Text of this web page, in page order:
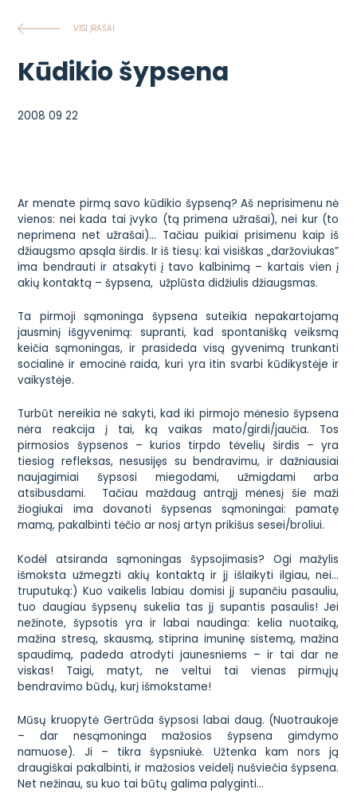
VISI ĮRAŠAI
Kūdikio šypsena
2008 09 22
Ar menate pirmą savo kūdikio šypseną? Aš neprisimenu nė
vienos: nei kada tai įvyko (tą primena užrašai), nei kur (to
neprimena net užrašai)… Tačiau puikiai prisimenu kaip iš
džiaugsmo apsąla širdis. Ir iš tiesų: kai visiškas „daržoviukas”
ima bendrauti ir atsakyti į tavo kalbinimą – kartais vien į
akių kontaktą – šypsena, užplūsta didžiulis džiaugsmas.
Ta pirmoji sąmoninga šypsena suteikia nepakartojamą
jausminį išgyvenimą: supranti, kad spontanišką veiksmą
keičia sąmoningas, ir prasideda visą gyvenimą trunkanti
socialinė ir emocinė raida, kuri yra itin svarbi kūdikystėje ir
vaikystėje.
Turbūt nereikia nė sakyti, kad iki pirmojo mėnesio šypsena
nėra reakcija į tai, ką vaikas mato/girdi/jaučia. Tos
pirmosios šypsenos – kurios tirpdo tėvelių širdis – yra
tiesiog refleksas, nesusijęs su bendravimu, ir dažniausiai
naujagimiai šypsosi miegodami, užmigdami arba
atsibusdami. Tačiau maždaug antrąjį mėnesį šie maži
žiogiukai ima dovanoti šypsenas sąmoningai: pamatę
mamą, pakalbinti tėčio ar nosį artyn prikišus sesei/broliui.
Kodėl atsiranda sąmoningas šypsojimasis? Ogi mažylis
išmoksta užmegzti akių kontaktą ir jį išlaikyti ilgiau, nei…
truputuką:) Kuo vaikelis labiau domisi jį supančiu pasauliu,
tuo daugiau šypsenų sukelia tas jį supantis pasaulis! Jei
nežinote, šypsotis yra irlabai naudinga: kelia nuotaiką,
mažina stresą, skausmą, stiprina imuninę sistemą, mažina
spaudimą, padeda atrodyti jaunesniems – ir tai dar ne
viskas! Taigi, matyt, ne veltui tai vienas pirmųjų
bendravimo būdų, kurį išmokstame!
Mūsų kruopytė Gertrūda šypsosi labai daug. (Nuotraukoje
– dar nesąmoninga mažosios šypsena gimdymo
namuose). Ji – tikra šypsniukė. Užtenka kam nors ją
draugiškai pakalbinti, ir mažosios veidelį nušviečia šypsena.
Net nežinau, su kuo tai būtų galima palyginti…